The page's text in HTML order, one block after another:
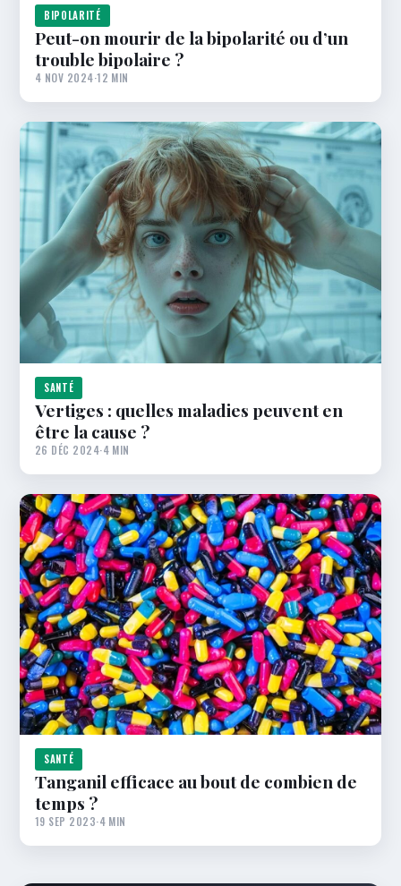
BIPOLARITÉ
Peut-on mourir de la bipolarité​ ou d’un
trouble bipolaire ?
4 NOV 2024·12 MIN
SANTÉ
Vertiges : quelles maladies peuvent en
être la cause ?
26 DÉC 2024·4 MIN
SANTÉ
Tanganil efficace au bout de combien de
temps ?
19 SEP 2023·4 MIN